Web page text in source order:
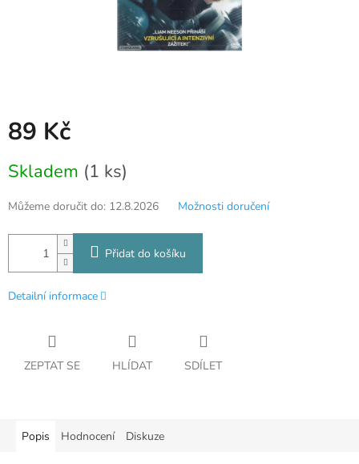
89 Kč
cena:
Skladem (1 ks)
Můžeme doručit do: 12.8.2026 Možnosti doručení
Přidat do košíku
Detailní informace
ZEPTAT SE HLÍDAT SDÍLET
Popis Hodnocení Diskuze